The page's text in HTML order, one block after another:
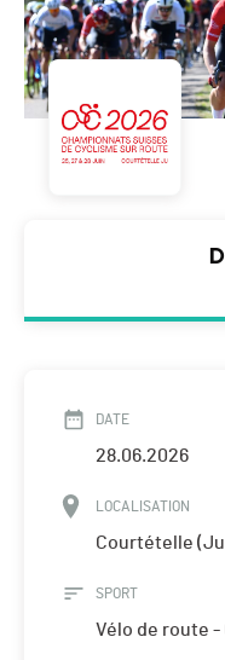
DATE
28.06.2026
LOCALISATION
Courtételle
SPORT
Vélo de route -